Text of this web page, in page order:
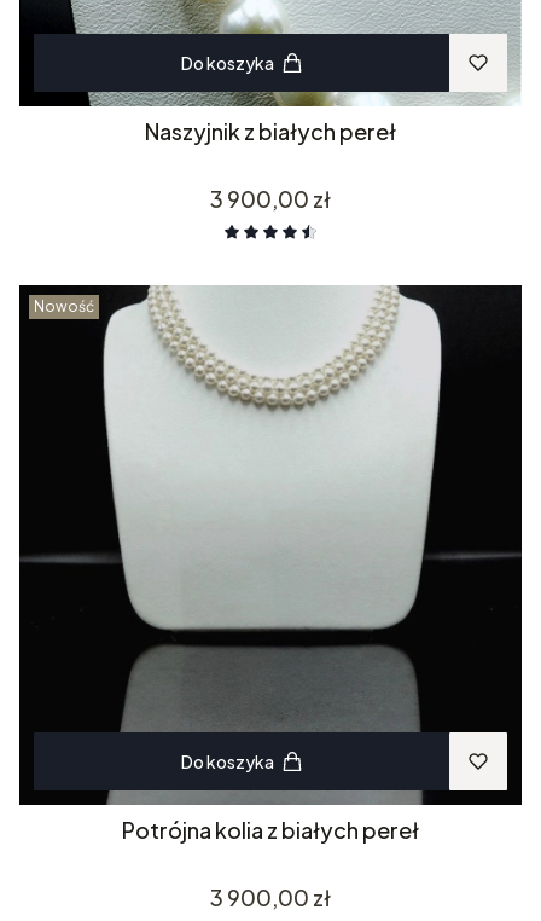
Do koszyka
Naszyjnik z białych pereł
Cena
3 900,00 zł
Nowość
Do koszyka
Potrójna kolia z białych pereł
Cena
3 900,00 zł